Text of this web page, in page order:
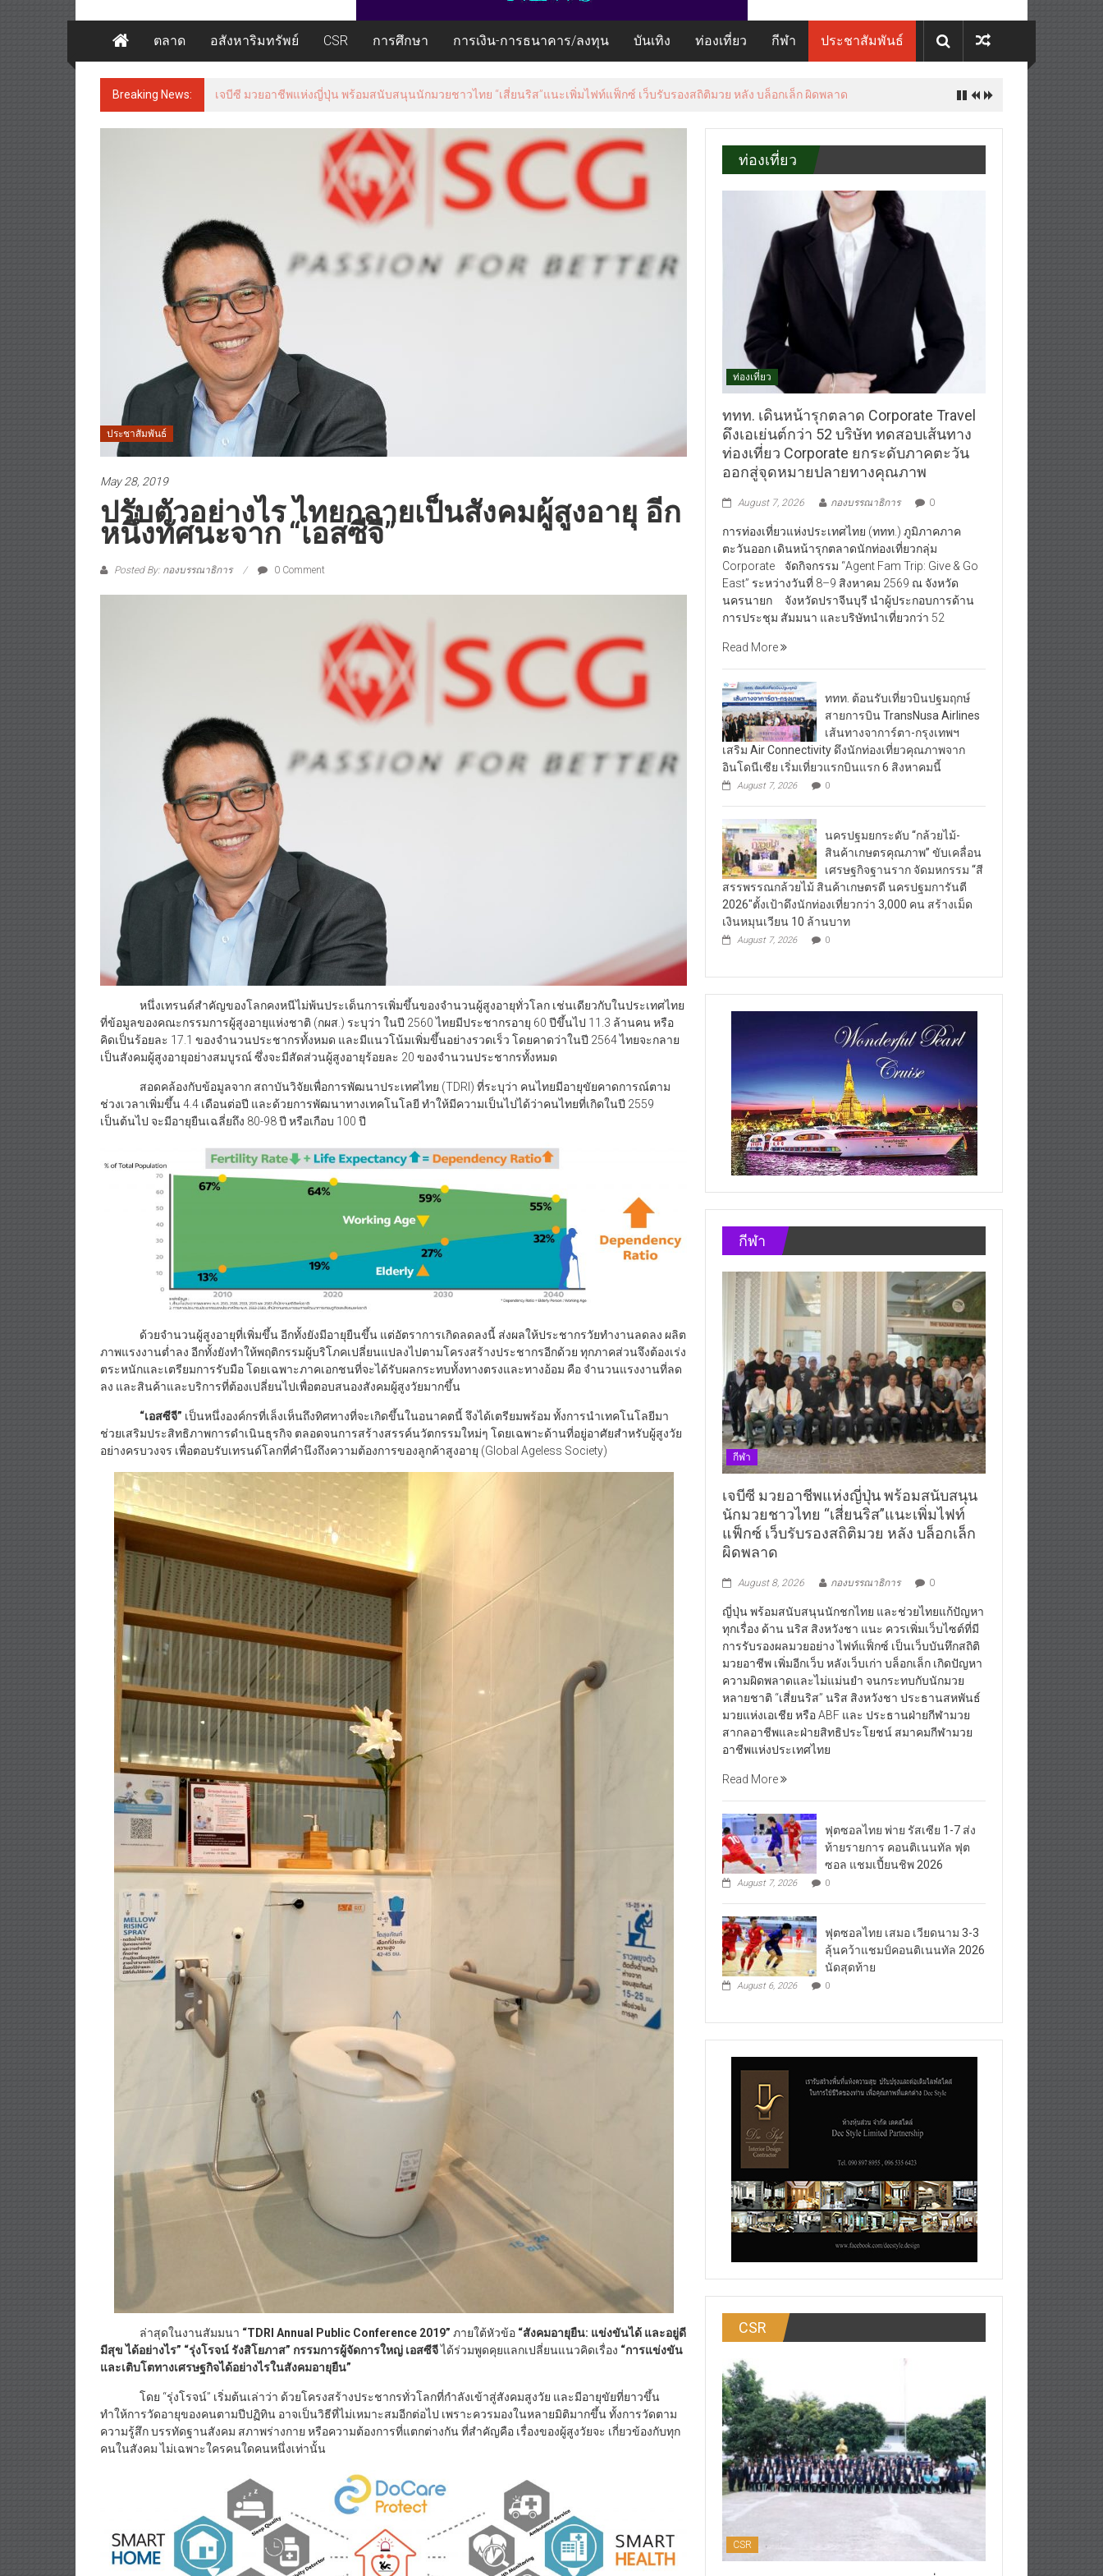
ตลาด อสังหาริมทรัพย์ CSR การศึกษา การเงิน-การธนาคาร/ลงทุน บันเทิง ท่องเที่ยว กีฬา ประชาสัมพันธ์
Breaking News: แพทย์เผย โรคไม่ติดต่อเรื้อรัง NCDs คร่าชีวิตคนไทยก่อนวัยอันควร ทำสูญเสียทางเศรษฐกิจมหาศาล 1.6 ล้านล้านบาทต่อปี
ประชาสัมพันธ์
May 28, 2019
ปรับตัวอย่างไร ไทยกลายเป็นสังคมผู้สูงอายุ อีก
หนึ่งทัศนะจาก “เอสซีจี”
Posted By: กองบรรณาธิการ 0 Comment
หนึ่งเทรนด์สำคัญของโลกคงหนีไม่พ้นประเด็นการเพิ่มขึ้นของจำนวนผู้สูงอายุทั่วโลก เช่นเดียวกับในประเทศไทย
ที่ข้อมูลของคณะกรรมการผู้สูงอายุแห่งชาติ (กผส.) ระบุว่า ในปี 2560 ไทยมีประชากรอายุ 60 ปีขึ้นไป 11.3 ล้านคน หรือ
คิดเป็นร้อยละ 17.1 ของจำนวนประชากรทั้งหมด และมีแนวโน้มเพิ่มขึ้นอย่างรวดเร็ว โดยคาดว่าในปี 2564 ไทยจะกลาย
เป็นสังคมผู้สูงอายุอย่างสมบูรณ์ ซึ่งจะมีสัดส่วนผู้สูงอายุร้อยละ 20 ของจำนวนประชากรทั้งหมด
สอดคล้องกับข้อมูลจาก สถาบันวิจัยเพื่อการพัฒนาประเทศไทย (TDRI) ที่ระบุว่า คนไทยมีอายุขัยคาดการณ์ตาม
ช่วงเวลาเพิ่มขึ้น 4.4 เดือนต่อปี และด้วยการพัฒนาทางเทคโนโลยี ทำให้มีความเป็นไปได้ว่าคนไทยที่เกิดในปี 2559
เป็นต้นไป จะมีอายุยืนเฉลี่ยถึง 80-98 ปี หรือเกือบ 100 ปี
ด้วยจำนวนผู้สูงอายุที่เพิ่มขึ้น อีกทั้งยังมีอายุยืนขึ้น แต่อัตราการเกิดลดลงนี้ ส่งผลให้ประชากรวัยทำงานลดลง ผลิต
ภาพแรงงานต่ำลง อีกทั้งยังทำให้พฤติกรรมผู้บริโภคเปลี่ยนแปลงไปตามโครงสร้างประชากรอีกด้วย ทุกภาคส่วนจึงต้องเร่ง
ตระหนักและเตรียมการรับมือ โดยเฉพาะภาคเอกชนที่จะได้รับผลกระทบทั้งทางตรงและทางอ้อม คือ จำนวนแรงงานที่ลด
ลง และสินค้าและบริการที่ต้องเปลี่ยนไปเพื่อตอบสนองสังคมผู้สูงวัยมากขึ้น
“เอสซีจี” เป็นหนึ่งองค์กรที่เล็งเห็นถึงทิศทางที่จะเกิดขึ้นในอนาคตนี้ จึงได้เตรียมพร้อม ทั้งการนำเทคโนโลยีมา
ช่วยเสริมประสิทธิภาพการดำเนินธุรกิจ ตลอดจนการสร้างสรรค์นวัตกรรมใหม่ๆ โดยเฉพาะด้านที่อยู่อาศัยสำหรับผู้สูงวัย
อย่างครบวงจร เพื่อตอบรับเทรนด์โลกที่คำนึงถึงความต้องการของลูกค้าสูงอายุ (Global Ageless Society)
ล่าสุดในงานสัมมนา “TDRI Annual Public Conference 2019” ภายใต้หัวข้อ “สังคมอายุยืน: แข่งขันได้ และอยู่ดี
มีสุข ได้อย่างไร” “รุ่งโรจน์ รังสิโยภาส” กรรมการผู้จัดการใหญ่ เอสซีจีได้ร่วมพูดคุยแลกเปลี่ยนแนวคิดเรื่อง “การแข่งขัน
และเติบโตทางเศรษฐกิจได้อย่างไรในสังคมอายุยืน”
โดย “รุ่งโรจน์” เริ่มต้นเล่าว่า ด้วยโครงสร้างประชากรทั่วโลกที่กำลังเข้าสู่สังคมสูงวัย และมีอายุขัยที่ยาวขึ้น
ทำให้การวัดอายุของคนตามปีปฏิทิน อาจเป็นวิธีที่ไม่เหมาะสมอีกต่อไป เพราะควรมองในหลายมิติมากขึ้น ทั้งการวัดตาม
ความรู้สึก บรรทัดฐานสังคม สภาพร่างกาย หรือความต้องการที่แตกต่างกัน ที่สำคัญคือ เรื่องของผู้สูงวัยจะ เกี่ยวข้องกับทุก
คนในสังคม ไม่เฉพาะใครคนใดคนหนึ่งเท่านั้น
ท่องเที่ยว
ท่องเที่ยว
ททท. เดินหน้ารุกตลาด Corporate Travel
ดึงเอเย่นต์กว่า 52 บริษัท ทดสอบเส้นทาง
ท่องเที่ยว Corporate ยกระดับภาคตะวัน
ออกสู่จุดหมายปลายทางคุณภาพ
August 7, 2026 กองบรรณาธิการ 0
การท่องเที่ยวแห่งประเทศไทย (ททท.) ภูมิภาคภาค
ตะวันออก เดินหน้ารุกตลาดนักท่องเที่ยวกลุ่ม
Corporate จัดกิจกรรม “Agent Fam Trip: Give & Go
East” ระหว่างวันที่ 8–9 สิงหาคม 2569 ณ จังหวัด
นครนายก จังหวัดปราจีนบุรี นำผู้ประกอบการด้าน
การประชุม สัมมนา และบริษัทนำเที่ยวกว่า 52
Read More
ททท. ต้อนรับเที่ยวบินปฐมฤกษ์
สายการบิน TransNusa Airlines
เส้นทางจาการ์ตา-กรุงเทพฯ
เสริม Air Connectivity ดึงนักท่องเที่ยวคุณภาพจาก
อินโดนีเซีย เริ่มเที่ยวแรกบินแรก 6 สิงหาคมนี้
August 7, 2026 0
นครปฐมยกระดับ “กล้วยไม้-
สินค้าเกษตรคุณภาพ” ขับเคลื่อน
เศรษฐกิจฐานราก จัดมหกรรม “สี
สรรพรรณกล้วยไม้ สินค้าเกษตรดี นครปฐมการันตี
2026″ตั้งเป้าดึงนักท่องเที่ยวกว่า 3,000 คน สร้างเม็ด
เงินหมุนเวียน 10 ล้านบาท
August 7, 2026 0
กีฬา
กีฬา
เจบีซี มวยอาชีพแห่งญี่ปุ่น พร้อมสนับสนุน
นักมวยชาวไทย “เสี่ยนริส”แนะเพิ่มไฟท์
แฟ็กซ์ เว็บรับรองสถิติมวย หลัง บล็อกเล็ก
ผิดพลาด
August 8, 2026 กองบรรณาธิการ 0
ญี่ปุ่น พร้อมสนับสนุนนักชกไทย และช่วยไทยแก้ปัญหา
ทุกเรื่อง ด้าน นริส สิงหวังชา แนะ ควรเพิ่มเว็บไซต์ที่มี
การรับรองผลมวยอย่าง ไฟท์แฟ็กซ์ เป็นเว็บบันทึกสถิติ
มวยอาชีพ เพิ่มอีกเว็บ หลังเว็บเก่า บล็อกเล็ก เกิดปัญหา
ความผิดพลาดและไม่แม่นยำ จนกระทบกับนักมวย
หลายชาติ “เสี่ยนริส” นริส สิงหวังชา ประธานสหพันธ์
มวยแห่งเอเชีย หรือ ABF และ ประธานฝ่ายกีฬามวย
สากลอาชีพและฝ่ายสิทธิประโยชน์ สมาคมกีฬามวย
อาชีพแห่งประเทศไทย
Read More
ฟุตซอลไทย พ่าย รัสเซีย 1-7 ส่ง
ท้ายรายการ คอนติเนนทัล ฟุต
ซอล แชมเปี้ยนชิพ 2026
August 7, 2026 0
ฟุตซอลไทย เสมอ เวียดนาม 3-3
ลุ้นคว้าแชมป์คอนติเนนทัล 2026
นัดสุดท้าย
August 6, 2026 0
CSR
CSR